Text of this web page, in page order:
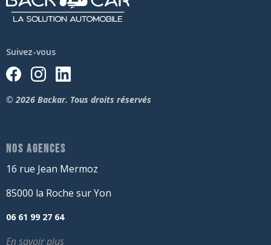
Suivez-vous
© 2026 Backar. Tous droits réservés
NOS AGENCES
16 rue Jean Mermoz
85000 la Roche sur Yon
06 61 99 27 64
En savoir plus